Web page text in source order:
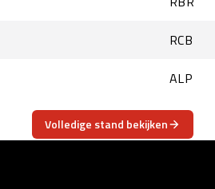
RCB
ALP
Volledige stand bekijken